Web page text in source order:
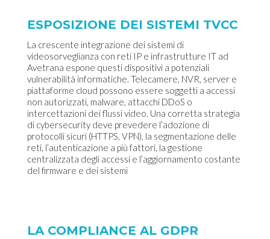
ESPOSIZIONE DEI SISTEMI TVCC
La crescente integrazione dei sistemi di
videosorveglianza con reti IP e infrastrutture IT ad
Avetrana espone questi dispositivi a potenziali
vulnerabilità informatiche. Telecamere, NVR, server e
piattaforme cloud possono essere soggetti a accessi
non autorizzati, malware, attacchi DDoS o
intercettazioni dei flussi video. Una corretta strategia
di cybersecurity deve prevedere l’adozione di
protocolli sicuri (HTTPS, VPN), la segmentazione delle
reti, l’autenticazione a più fattori, la gestione
centralizzata degli accessi e l’aggiornamento costante
del firmware e dei sistemi
LA COMPLIANCE AL GDPR